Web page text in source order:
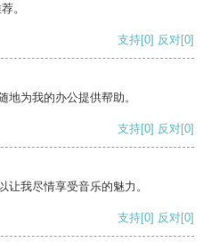
。
支持[0] 反对[0]
地为我的办公提供帮助。
支持[0] 反对[0]
让我尽情享受音乐的魅力。
支持[0] 反对[0]